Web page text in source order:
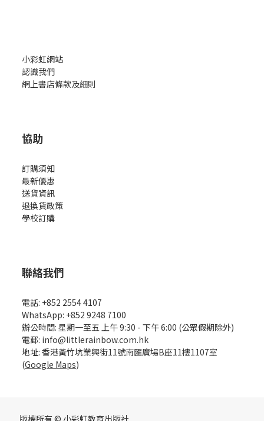
小彩虹網站
認識我們
網上書店條款及細則
協助
訂購須知
最新優惠
送貨資訊
退換貨政策
學校訂購
聯絡我們
電話: +852 2554 4107
WhatsApp: +852 9248 7100
辦公時間: 星期一至五 上午 9:30 - 下午 6:00 (公眾假期除外)
電郵: info@littlerainbow.com.hk
地址: 香港黃竹坑業興街11號南匯廣場B座11樓1107室
(Google Maps)
版權所有 © 小彩虹教育出版社